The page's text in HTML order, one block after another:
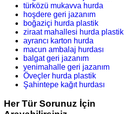
türközü mukavva hurda
hoşdere geri jazanım
boğaziçi hurda plastik
ziraat mahallesi hurda plastik
ayrancı karton hurda
macun ambalaj hurdası
balgat geri jazanım
yenimahalle geri jazanım
Öveçler hurda plastik
Şahintepe kağıt hurdası
Her Tür Sorunuz İçin